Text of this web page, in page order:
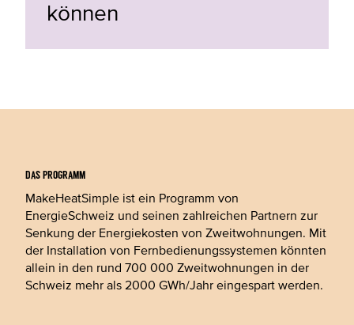
können
DAS PROGRAMM
MakeHeatSimple ist ein Programm von
EnergieSchweiz und seinen zahlreichen Partnern zur
Senkung der Energiekosten von Zweitwohnungen. Mit
der Installation von Fernbedienungssystemen könnten
allein in den rund 700 000 Zweitwohnungen in der
Schweiz mehr als 2000 GWh/Jahr eingespart werden.